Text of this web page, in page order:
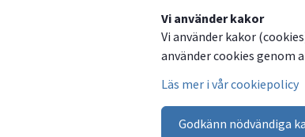
Vi använder kakor
Vi använder kakor
använder cookies genom
Läs mer i vår cookiepolicy
Godkänn nödvändiga